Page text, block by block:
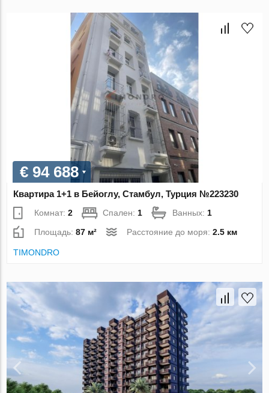
€ 94 688
Квартира 1+1 в Бейоглу, Стамбул, Турция №223230
Комнат:2 Спален:1 Ванных:1
Площадь:87 м² Расстояние до моря:2.5 км
TIMONDRO